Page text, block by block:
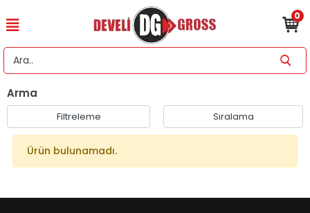
0
Arma
Filtreleme Sıralama
Ürün bulunamadı.